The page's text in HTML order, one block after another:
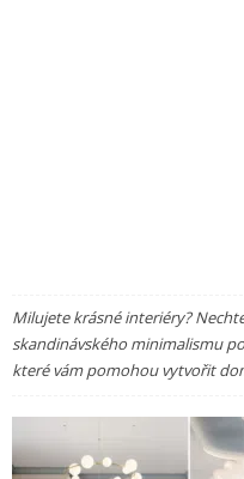
Milujete krásné interiéry?
skandinávského minimalismu
které vám pomohou vytvořit